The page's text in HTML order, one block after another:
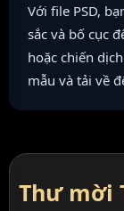
Với file PSD,
sắc và bố cục
hoặc chiến
mẫu và tải về
Thư mời